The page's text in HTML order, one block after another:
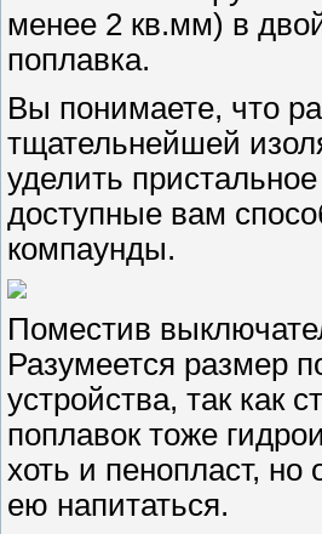
менее 2 кв.мм) в
поплавка.
Вы понимаете, что
тщательнейшей
уделить
доступные вам
компаунды.
Поместив
Разумеется размер
устройства, так как
поплавок тоже
хоть и пенопласт,
ею напитаться.